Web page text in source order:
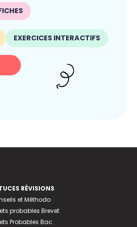
EXERCICES INTERACTIFS
RÉVISIONS
et Méthodo
probables Brevet
Probables Bac